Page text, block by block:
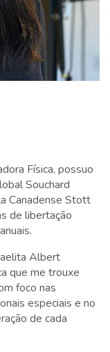
Física, possuo
Souchard
Canadense Stott
de libertação
Albert
que me trouxe
foco nas
especiais e no
de cada